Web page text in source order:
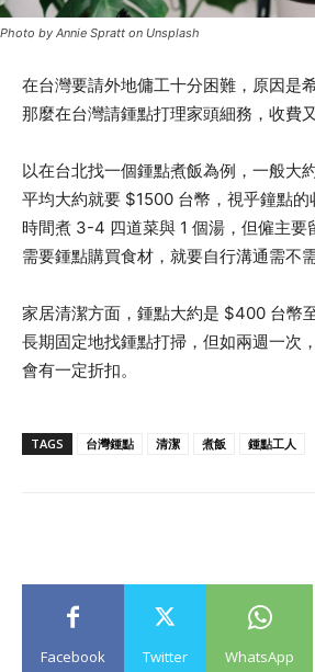
Photo by Annie Spratt on Unsplash
在台灣要請外地傭工十分困難，原因是
那麼在台灣請鍾點打理家頭細務，收費
以在台北找一個鍾點煮飯為例，一般大
平均大約就要 $1500 台幣，視乎鐘點的
時間煮 3-4 四道菜與 1 個湯，但僱主要
需要鍾點購買食材，就要自行溝通需不
家居清潔方面，鍾點大約是 $400 台幣
長期固定地找鍾點打掃，但如兩週一次
會有一定折扣。
TAGS 台灣鍾點 清潔 煮飯 鍾點工人
Facebook Twitter WhatsApp